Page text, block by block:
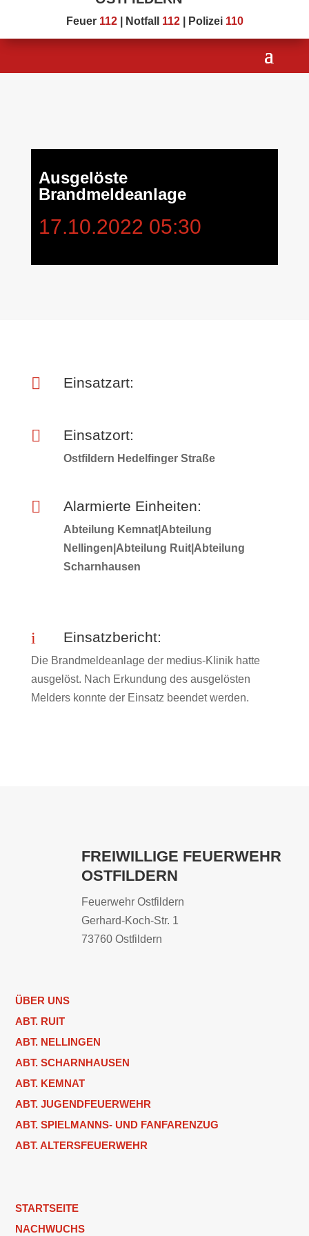
Feuer 112| Notfall 112| Polizei 110
Ausgelöste
Brandmeldeanlage
17.10.2022 05:30
 Einsatzart:
 Einsatzort:
Ostfildern Hedelfinger Straße
 Alarmierte Einheiten:
Abteilung Kemnat|Abteilung
Nellingen|Abteilung Ruit|Abteilung
Scharnhausen
i Einsatzbericht:
Die Brandmeldeanlage der medius-Klinik hatte
ausgelöst. Nach Erkundung des ausgelösten
Melders konnte der Einsatz beendet werden.
FREIWILLIGE FEUERWEHR
OSTFILDERN
Feuerwehr Ostfildern
Gerhard-Koch-Str. 1
73760 Ostfildern
ÜBER UNS
ABT. RUIT
ABT. NELLINGEN
ABT. SCHARNHAUSEN
ABT. KEMNAT
ABT. JUGENDFEUERWEHR
ABT. SPIELMANNS- UND FANFARENZUG
ABT. ALTERSFEUERWEHR
STARTSEITE
NACHWUCHS